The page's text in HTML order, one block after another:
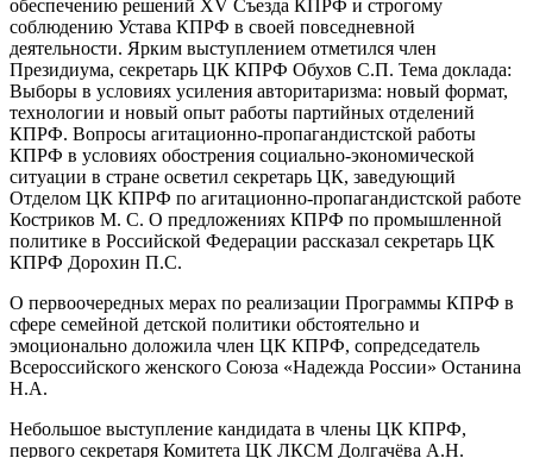
обеспечению решений XV Съезда КПРФ и строгому
соблюдению Устава КПРФ в своей повседневной
деятельности. Ярким выступлением отметился член
Президиума, секретарь ЦК КПРФ Обухов С.П. Тема доклада:
Выборы в условиях усиления авторитаризма: новый формат,
технологии и новый опыт работы партийных отделений
КПРФ. Вопросы агитационно-пропагандистской работы
КПРФ в условиях обострения социально-экономической
ситуации в стране осветил секретарь ЦК, заведующий
Отделом ЦК КПРФ по агитационно-пропагандистской работе
Костриков М. С. О предложениях КПРФ по промышленной
политике в Российской Федерации рассказал секретарь ЦК
КПРФ Дорохин П.С.
О первоочередных мерах по реализации Программы КПРФ в
сфере семейной детской политики обстоятельно и
эмоционально доложила член ЦК КПРФ, сопредседатель
Всероссийского женского Союза «Надежда России» Останина
Н.А.
Небольшое выступление кандидата в члены ЦК КПРФ,
первого секретаря Комитета ЦК ЛКСМ Долгачёва А.Н.